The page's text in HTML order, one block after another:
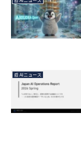
📰 AIニュース